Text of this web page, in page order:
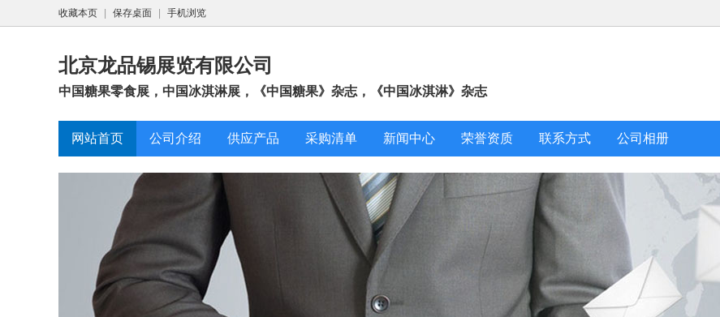
收藏本页 保存桌面 手机浏览
北京龙品锡展览有限公司
中国糖果零食展，中国冰淇淋展，《中国糖果》杂志，《中国冰淇淋》杂志
网站首页 公司介绍 供应产品 采购清单 新闻中心 荣誉资质 联系方式 公司相册